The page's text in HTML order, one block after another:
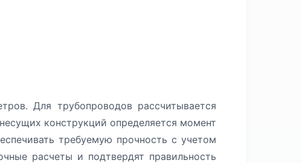
Для трубопроводов рассчитывается
конструкций определяется момент
требуемую прочность с учетом
расчеты и подтвердят правильность